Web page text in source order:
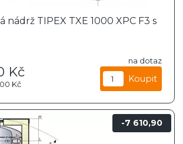
nádrž TIPEX TXE 1000 XPC F3 s
na dotaz
Kč
Kč
7 610,90